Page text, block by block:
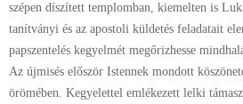
szépen díszített templomban, kiemelten is
tanítványi és az apostoli küldetés feladatait
papszentelés kegyelmét megőrizhesse
Az újmisés először Istennek mondott
örömében. Kegyelettel emlékezett lelki